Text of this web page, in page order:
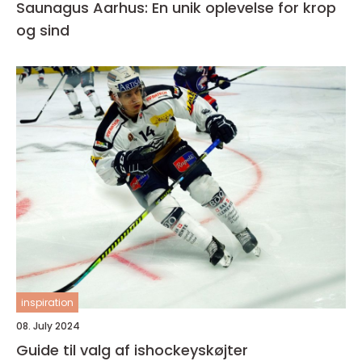
Saunagus Aarhus: En unik oplevelse for krop
og sind
inspiration
08. July 2024
Guide til valg af ishockeyskøjter